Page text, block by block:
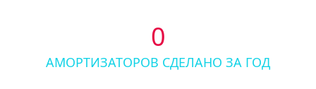
0
АМОРТИЗАТОРОВ СДЕЛАНО ЗА ГОД